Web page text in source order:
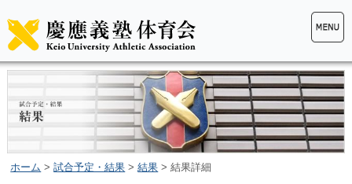
ホーム >試合予定・結果 >結果 > 結果詳細